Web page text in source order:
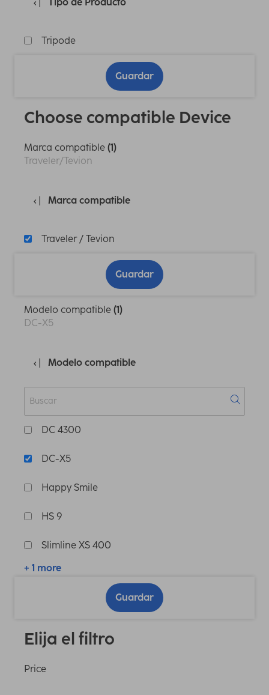
Tripode
Guardar
Choose compatible Device
Marca compatible (1)
Traveler/Tevion
Marca compatible
Traveler / Tevion
Guardar
Modelo compatible (1)
DC-X5
Modelo compatible
DC 4300
DC-X5
Happy Smile
HS 9
Slimline XS 400
+ 1 more
Guardar
Elija el filtro
Price